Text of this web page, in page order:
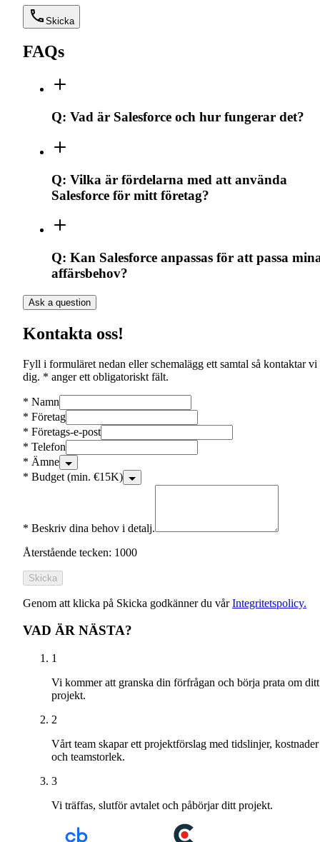
Skicka
FAQs
Q: Vad är Salesforce och hur fungerar det?
Q: Vilka är fördelarna med att använda
Salesforce för mitt företag?
Q: Kan Salesforce anpassas för att passa
affärsbehov?
Ask a question
Kontakta oss!
Fyll i formuläret nedan eller schemalägg ett samtal så kontaktar vi
dig. * anger ett obligatoriskt fält.
* Namn
* Företag
* Företags-e-post
* Telefon
* Ämne
* Budget (min. €15K)
* Beskriv dina behov i detalj.
Återstående tecken: 1000
Skicka
Genom att klicka på Skicka godkänner du vårIntegritetspolicy.
VAD ÄR NÄSTA?
1
Vi kommer att granska din förfrågan och börja prata om ditt
projekt.
2
Vårt team skapar ett projektförslag med tidslinjer, kostnader
och teamstorlek.
3
Vi träffas, slutför avtalet och påbörjar ditt projekt.